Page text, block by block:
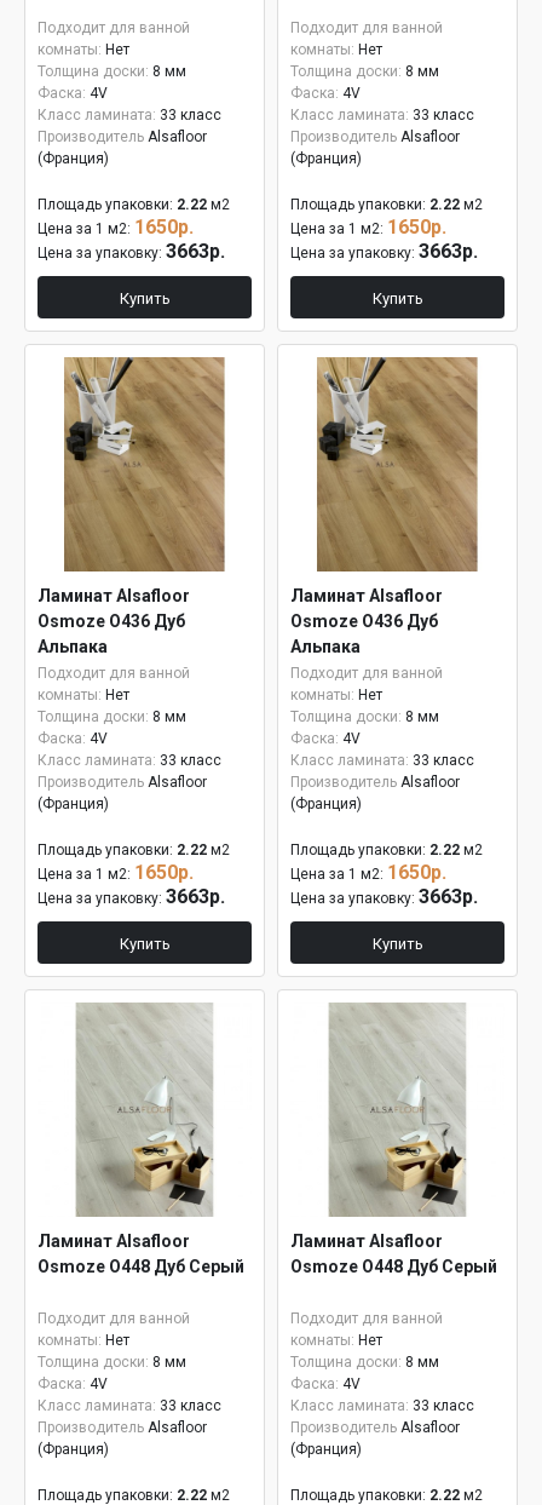
Подходит для ванной
комнаты: Нет
Толщина доски: 8 мм
Фаска: 4V
Класс ламината: 33 класс
Производитель Alsafloor
(Франция)
Площадь упаковки: 2.22 м2
Цена за 1 м2: 1650р.
Цена за упаковку: 3663р.
Купить
Подходит для ванной
комнаты: Нет
Толщина доски: 8 мм
Фаска: 4V
Класс ламината: 33 класс
Производитель Alsafloor
(Франция)
Площадь упаковки: 2.22 м2
Цена за 1 м2: 1650р.
Цена за упаковку: 3663р.
Купить
Ламинат Alsafloor
Osmoze O436 Дуб
Альпака
Подходит для ванной
комнаты: Нет
Толщина доски: 8 мм
Фаска: 4V
Класс ламината: 33 класс
Производитель Alsafloor
(Франция)
Площадь упаковки: 2.22 м2
Цена за 1 м2: 1650р.
Цена за упаковку: 3663р.
Купить
Ламинат Alsafloor
Osmoze O436 Дуб
Альпака
Подходит для ванной
комнаты: Нет
Толщина доски: 8 мм
Фаска: 4V
Класс ламината: 33 класс
Производитель Alsafloor
(Франция)
Площадь упаковки: 2.22 м2
Цена за 1 м2: 1650р.
Цена за упаковку: 3663р.
Купить
Ламинат Alsafloor
Osmoze O448 Дуб Серый
Подходит для ванной
комнаты: Нет
Толщина доски: 8 мм
Фаска: 4V
Класс ламината: 33 класс
Производитель Alsafloor
(Франция)
Площадь упаковки: 2.22 м2
Ламинат Alsafloor
Osmoze O448 Дуб Серый
Подходит для ванной
комнаты: Нет
Толщина доски: 8 мм
Фаска: 4V
Класс ламината: 33 класс
Производитель Alsafloor
(Франция)
Площадь упаковки: 2.22 м2